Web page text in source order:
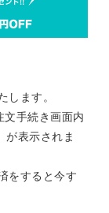
します。
手続き画面内
が表示されま
をすると今す